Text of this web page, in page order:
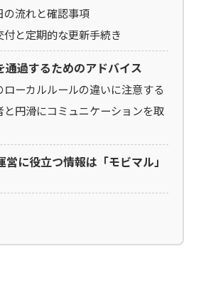
流れと確認事項
と定期的な更新手続き
通過するためのアドバイス
ローカルルールの違いに注意する
円滑にコミュニケーションを取
に役立つ情報は「モビマル」